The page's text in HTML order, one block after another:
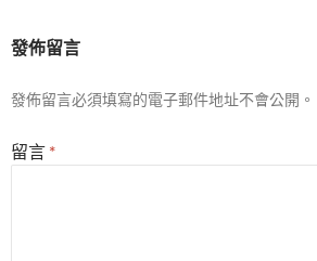
發佈留言
發佈留言必須填寫的電子郵件地址不會公開。
留言 *